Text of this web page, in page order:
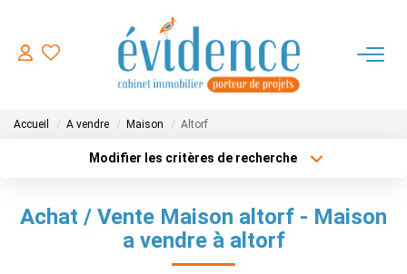
ACHETER
FAIRE GERER
Accueil A vendre Maison Altorf
Modifier les critères de recherche
Type de bien
Surface min
Achat / Vente Maison altorf - Maison
a vendre à altorf